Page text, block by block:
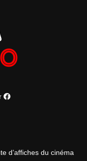
d’affiches du cinéma